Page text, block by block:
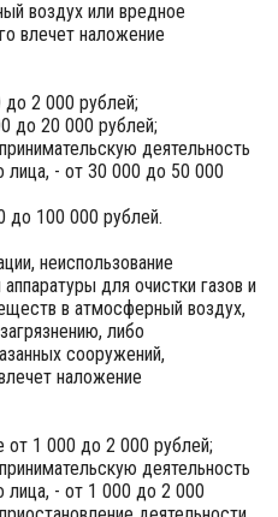
воздух или вредное
влечет наложение
2 000 рублей;
до 20 000 рублей;
деятельность
лица, - от 30 000 до 50 000
до 100 000 рублей.
неиспользование
для очистки газов и
в атмосферный воздух,
либо
сооружений,
наложение
от 1 000 до 2 000 рублей;
деятельность
лица, - от 1 000 до 2 000